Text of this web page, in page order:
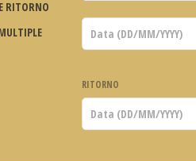
RITORNO
RITORNO